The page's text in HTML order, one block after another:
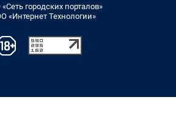
городских порталов»
«Интернет Технологии»